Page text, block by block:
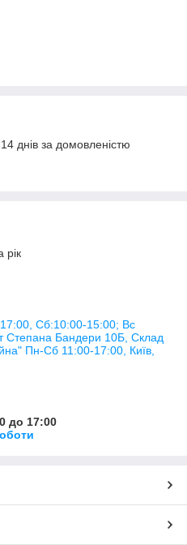
днів за домовленістю
рік
Сб:10:00-15:00; Вс
Степана Бандери 10Б, Склад
Пн-Cб 11:00-17:00, Київ,
до 17:00